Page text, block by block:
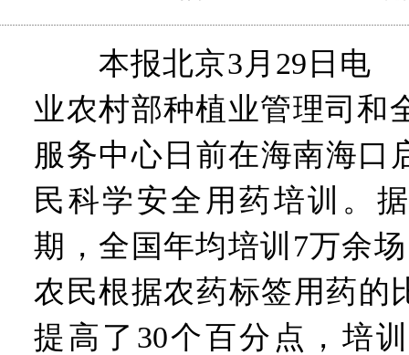
本报北京3月29日电
业农村部种植业管理司和
服务中心日前在海南海口
民科学安全用药培训。
期，全国年均培训7万余
农民根据农药标签用药的
提高了30个百分点，培